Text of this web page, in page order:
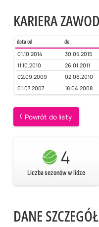
KARIERA
data od do
01.10.2014
30.05.2015
11.10.2010 26.01.2011
02.09.2009 02.06.2010
01.07.2007 18.04.2008
Powrót do listy
4
Liczba sezonów w lidze
DANE